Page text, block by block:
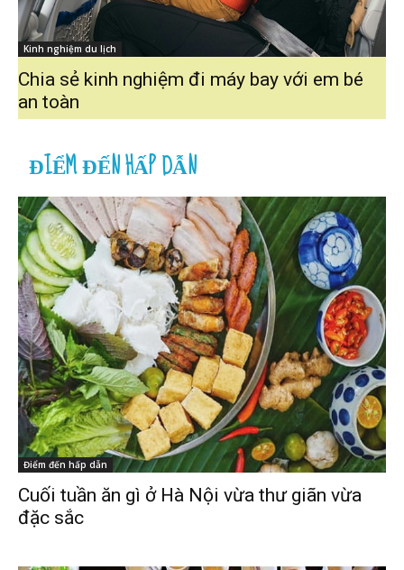
Kinh nghiệm du lịch
Chia sẻ kinh nghiệm đi máy bay với em bé
an toàn
ĐIỂM ĐẾN HẤP DẪN
Điểm đến hấp dẫn
Cuối tuần ăn gì ở Hà Nội vừa thư giãn vừa
đặc sắc